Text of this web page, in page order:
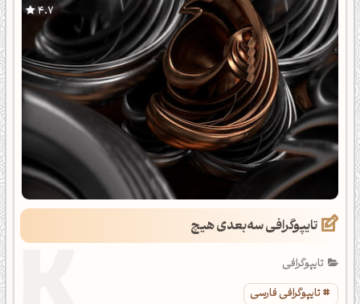
4.7
تایپوگرافی سه‌بعدی هیچ
تایپوگرافی
تایپوگرافی فارسی